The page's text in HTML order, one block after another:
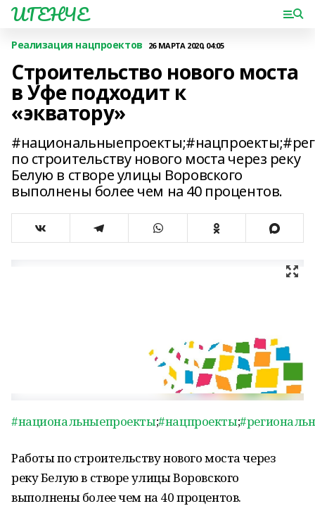
ИГЕНЧЕ
Реализация нацпроектов 26 МАРТА 2020, 04:05
Строительство нового моста
в Уфе подходит к
«экватору»
по строительству нового моста через реку
Белую в створе улицы Воровского
выполнены более чем на 40 процентов.
#национальныепроекты;#нацпроекты;
Работы по строительству нового моста через
реку Белую в створе улицы Воровского
выполнены более чем на 40 процентов.